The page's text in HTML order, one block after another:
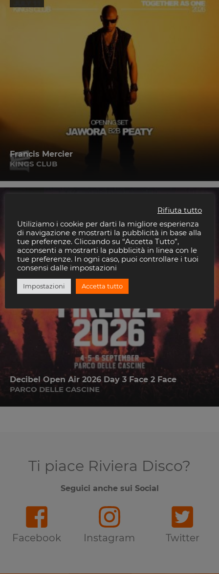
Francis Mercier
KINGS CLUB
2026
Decibel Open Air 2026 Day 3 Face 2 Face
PARCO DELLE CASCINE
Ti piace Riviera Disco?
Seguici anche sui Social
Facebook Instagram Twitter
Rifiuta tutto
Utiliziamo i cookie per darti la migliore esperienza
di navigazione e mostrarti la pubblicità in base alla
tue preferenze. Cliccando su “Accetta Tutto”,
acconsenti a mostrarti la pubblicità in linea con le
tue preferenze. In ogni caso, puoi controllare i tuoi
consensi dalle impostazioni
Impostazioni Accetta tutto